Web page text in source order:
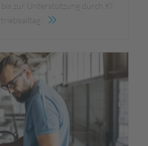
bis zur Unterstützung durch KI: